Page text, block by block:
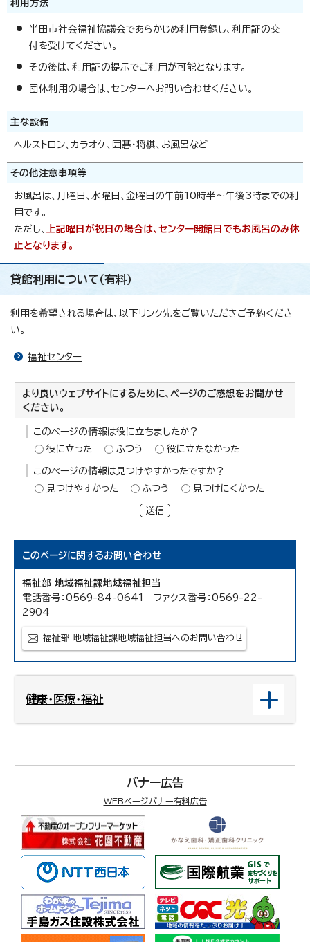
利用方法
半田市社会福祉協議会であらかじめ利用登録し、利用証の交
付を受けてください。
その後は、利用証の提示でご利用が可能となります。
団体利用の場合は、センターへお問い合わせください。
主な設備
ヘルストロン、カラオケ、囲碁・将棋、お風呂など
その他注意事項等
お風呂は、月曜日、水曜日、金曜日の午前10時半～午後3時までの利
用です。
ただし、
上記曜日が祝日の場合は、センター開館日でもお風呂のみ休
止となります。
貸館利用について（有料）
利用を希望される場合は、以下リンク先をご覧いただきご予約くださ
い。
福祉センター
より良いウェブサイトにするために、ページのご感想をお聞かせ
ください。
このページの情報は役に立ちましたか？
役に立った
ふつう 役に立たなかった
このページの情報は見つけやすかったですか？
見つけやすかった
ふつう 見つけにくかった
送信
このページに関するお問い合わせ
福祉部 地域福祉課地域福祉担当
電話番号：0569-84-0641 ファクス番号：0569-22-
2904
福祉部 地域福祉課地域福祉担当へのお問い合わせ
健康・医療・福祉
バナー広告
WEBページバナー有料広告